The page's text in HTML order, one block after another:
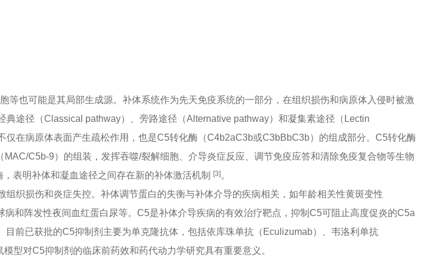
也可能是其局部生成源。补体系统作为先天免疫系统的一部分，在组织损伤和病原体入侵时被激
途径（Classical pathway）、旁路途径（Alternative pathway）和凝集素途径（Lectin
在病原体表面产生疏松作用，也是C5转化酶（C4b2aC3b或C3bBbC3b）的组成部分。C5转化酶
C5b-9）的组装，发挥吞噬/裂解细胞、介导炎症反应、调节免疫应答和清除免疫复合物等生物
表明补体和凝血途径之间存在新的补体激活机制 [3]。
织损伤和炎症失控。补体调节蛋白的失衡与补体介导的疾病相关，如年龄相关性黄斑变性
和阵发性夜间血红蛋白尿等。C5是补体介导疾病的有效治疗靶点，抑制C5可阻止高度促炎的C5a
目前已获批的C5抑制剂主要为单克隆抗体，包括依库珠单抗（Eculizumab）、韦洛利单抗
型对C5抑制剂的临床前药效和药代动力学研究具有重要意义。